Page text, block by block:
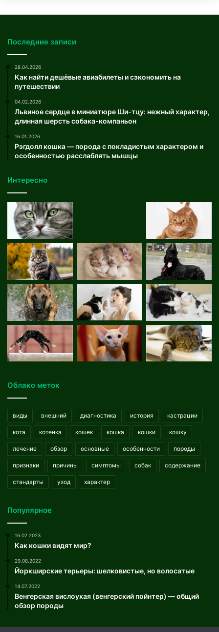
Последние записи
28.04.2026
Как найти дешёвые авиабилеты и сэкономить на
путешествии
04.02.2026
Львиное сердце в миниатюре Ши-тцу: нежный характер,
длинная шерсть собака-компаньон
16.01.2026
Рэгдолл кошка — порода с покладистым характером и
особенностью расслаблять мышцы
Интересно
Облако меток
виды внешний диагностика история кастрации
кота котенка кошек кошка кошки кошку
лечение обзор основные особенности породы
признаки причины симптомы собак содержание
стандарты уход характер
Популярное
16.02.2023
Как кошки видят мир?
29.08.2022
Йоркширские терьеры: шелковистые, но волосатые
14.07.2022
Венгерская вислоухая (венгерский пойнтер) — общий
обзор породы